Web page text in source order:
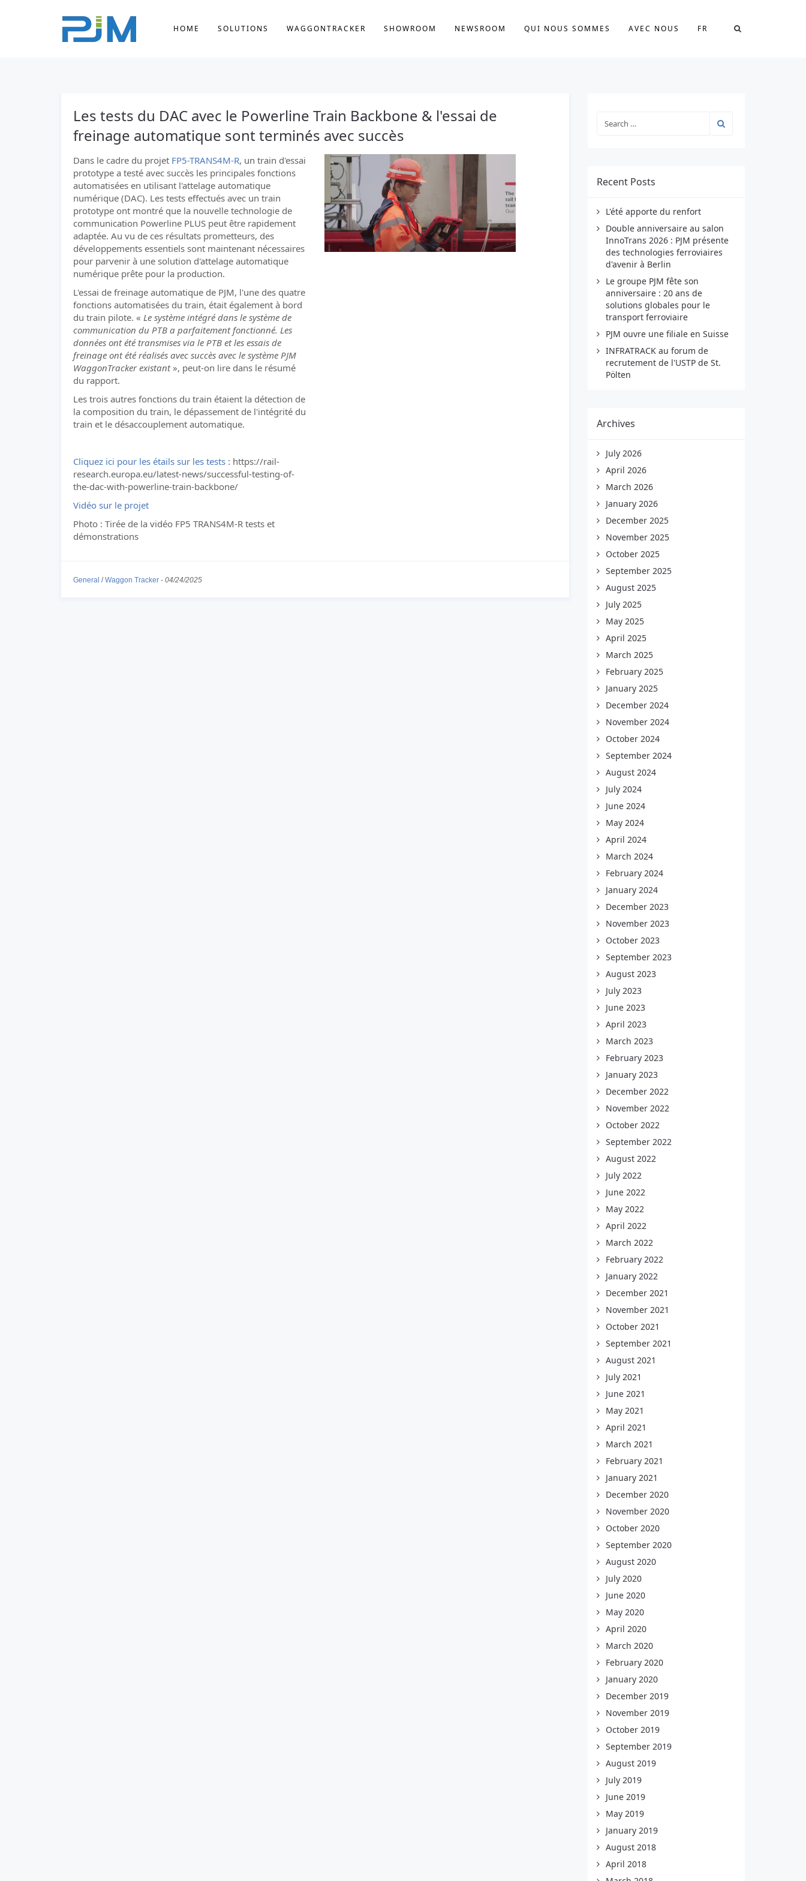
HOME SOLUTIONS WAGGONTRACKER SHOWROOM NEWSROOM QUI NOUS SOMMES AVEC NOUS FR
Les tests du DAC avec le Powerline Train Backbone & l'essai de
freinage automatique sont terminés avec succès
Dans le cadre du projet FP5-TRANS4M-R, un train d'essai
prototype a testé avec succès les principales fonctions
automatisées en utilisant l'attelage automatique
numérique (DAC). Les tests effectués avec un train
prototype ont montré que la nouvelle technologie de
communication Powerline PLUS peut être rapidement
adaptée. Au vu de ces résultats prometteurs, des
développements essentiels sont maintenant nécessaires
pour parvenir à une solution d'attelage automatique
numérique prête pour la production.
L'essai de freinage automatique de PJM, l'une des quatre
fonctions automatisées du train, était également à bord
du train pilote. « Le système intégré dans le système de
communication du PTB a parfaitement fonctionné. Les
données ont été transmises via le PTB et les essais de
freinage ont été réalisés avec succès avec le système PJM
WaggonTracker existant», peut-on lire dans le résumé
du rapport.
Les trois autres fonctions du train étaient la détection de
la composition du train, le dépassement de l'intégrité du
train et le désaccouplement automatique.
Cliquez ici pour les étails sur les tests : https://rail-
research.europa.eu/latest-news/successful-testing-of-
the-dac-with-powerline-train-backbone/
Vidéo sur le projet
Photo : Tirée de la vidéo FP5 TRANS4M-R tests et
démonstrations
General /Waggon Tracker - 04/24/2025
Recent Posts
L'été apporte du renfort
Double anniversaire au salon
InnoTrans 2026 : PJM présente
des technologies ferroviaires
d'avenir à Berlin
Le groupe PJM fête son
anniversaire : 20 ans de
solutions globales pour le
transport ferroviaire
PJM ouvre une filiale en Suisse
INFRATRACK au forum de
recrutement de l'USTP de St.
Pölten
Archives
July 2026
April 2026
March 2026
January 2026
December 2025
November 2025
October 2025
September 2025
August 2025
July 2025
May 2025
April 2025
March 2025
February 2025
January 2025
December 2024
November 2024
October 2024
September 2024
August 2024
July 2024
June 2024
May 2024
April 2024
March 2024
February 2024
January 2024
December 2023
November 2023
October 2023
September 2023
August 2023
July 2023
June 2023
April 2023
March 2023
February 2023
January 2023
December 2022
November 2022
October 2022
September 2022
August 2022
July 2022
June 2022
May 2022
April 2022
March 2022
February 2022
January 2022
December 2021
November 2021
October 2021
September 2021
August 2021
July 2021
June 2021
May 2021
April 2021
March 2021
February 2021
January 2021
December 2020
November 2020
October 2020
September 2020
August 2020
July 2020
June 2020
May 2020
April 2020
March 2020
February 2020
January 2020
December 2019
November 2019
October 2019
September 2019
August 2019
July 2019
June 2019
May 2019
January 2019
August 2018
April 2018